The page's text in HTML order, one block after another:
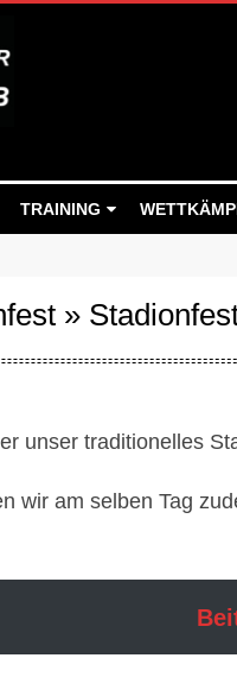
TRAINING
»
unser traditionelles
wir am selben Tag